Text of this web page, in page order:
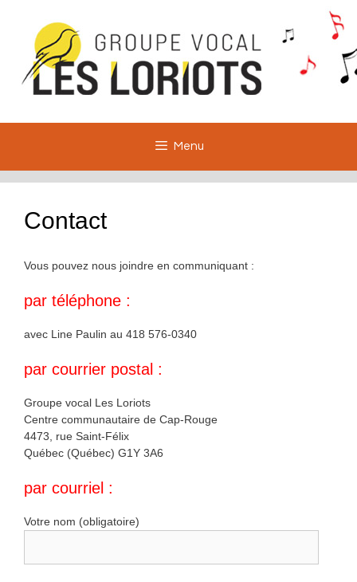
contenu
Menu
Contact
Vous pouvez nous joindre en communiquant :
par téléphone :
avec Line Paulin au 418 576-0340
par courrier postal :
Groupe vocal Les Loriots
Centre communautaire de Cap-Rouge
4473, rue Saint-Félix
Québec (Québec) G1Y 3A6
par courriel :
Votre nom (obligatoire)